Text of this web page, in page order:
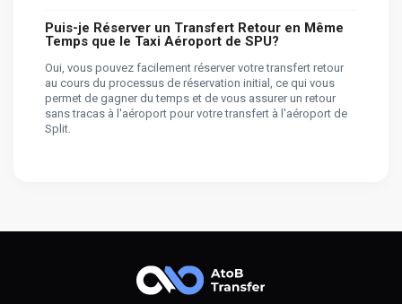
Puis-je Réserver un Transfert Retour en Même
Temps que le Taxi Aéroport de SPU?
Oui, vous pouvez facilement réserver votre transfert retour
au cours du processus de réservation initial, ce qui vous
permet de gagner du temps et de vous assurer un retour
sans tracas à l'aéroport pour votre transfert à l'aéroport de
Split.